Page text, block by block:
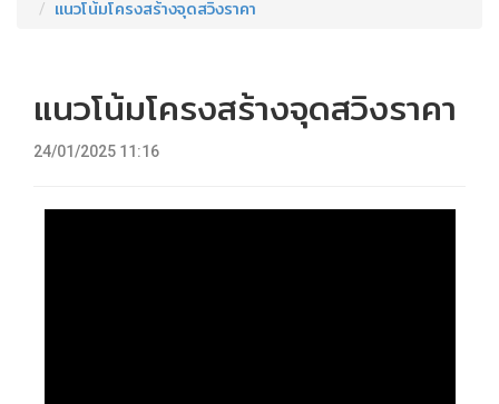
แนวโน้มโครงสร้างจุดสวิงราคา
แนวโน้มโครงสร้างจุดสวิงราคา
24/01/2025 11:16